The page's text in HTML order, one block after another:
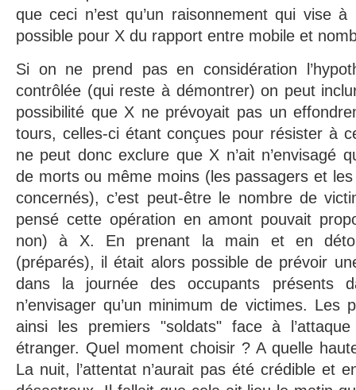
que ceci n’est qu’un raisonnement qui vise
possible pour X du rapport entre mobile et
Si on ne prend pas en considération
contrôlée (qui reste à démontrer) on peut
possibilité que X ne prévoyait pas un
tours, celles-ci étant conçues pour résister à
ne peut donc exclure que X n’ait n’envisagé
de morts ou même moins (les passagers et
concernés), c’est peut-être le nombre de
pensé cette opération en amont pouvait
non) à X. En prenant la main et en
(préparés), il était alors possible de prévoir
dans la journée des occupants présents
n’envisager qu’un minimum de victimes. Les
ainsi les premiers "soldats" face à
étranger. Quel moment choisir ? A quelle
La nuit, l’attentat n’aurait pas été crédible et